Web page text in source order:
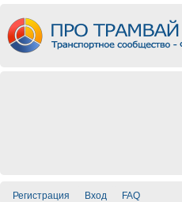
Регистрация Вход
FAQ